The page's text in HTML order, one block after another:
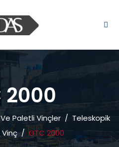
2000
Paletli Vinçler/ Teleskopik
/ GTC 2000